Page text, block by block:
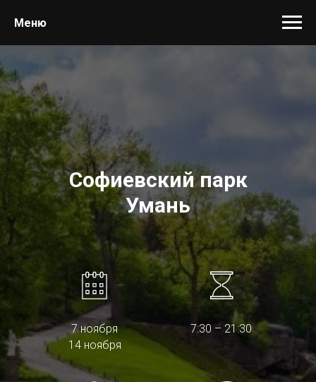
Меню
Софиевский парк
Умань
7 ноября
14 ноября
7:30 – 21:30